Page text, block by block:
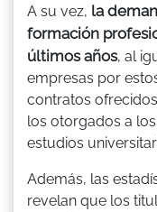
A su vez, la
formación
últimos años, al
empresas por
contratos
los otorgados a
estudios
Además, las
revelan que los